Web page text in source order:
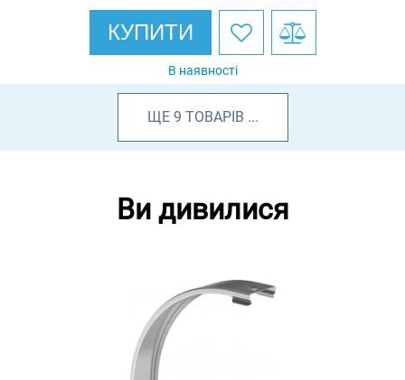
КУПИТИ
В наявності
ЩЕ 9 ТОВАРІВ ...
Ви дивилися